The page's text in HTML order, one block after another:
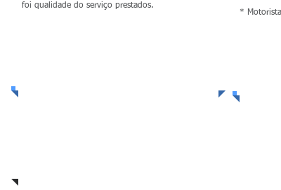
foi qualidade do serviço prestados.
*